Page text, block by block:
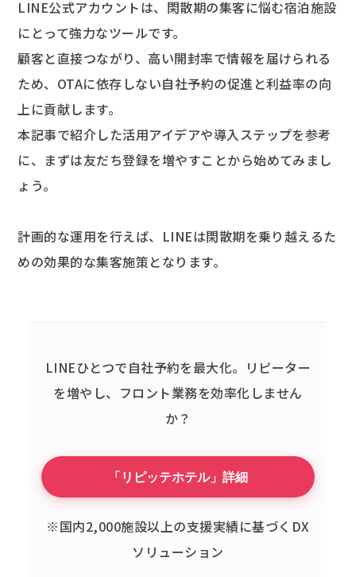
LINE公式アカウントは、閑散期の集客に悩む宿泊施設
にとって強力なツールです。
顧客と直接つながり、高い開封率で情報を届けられる
ため、OTAに依存しない自社予約の促進と利益率の向
上に貢献します。
本記事で紹介した活用アイデアや導入ステップを参考
に、まずは友だち登録を増やすことから始めてみまし
ょう。
計画的な運用を行えば、LINEは閑散期を乗り越えるた
めの効果的な集客施策となります。
LINEひとつで自社予約を最大化。 リピーター
を増やし、フロント業務を効率化しません
か？
「リピッテホテル」詳細
※国内2,000施設以上の支援実績に基づくDX
ソリューション